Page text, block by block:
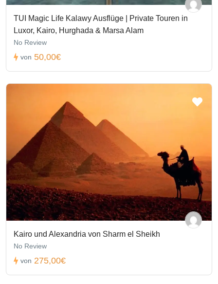
TUI Magic Life Kalawy Ausflüge | Private Touren in
Luxor, Kairo, Hurghada & Marsa Alam
No Review
von 50,00€
Kairo und Alexandria von Sharm el Sheikh
No Review
von 275,00€